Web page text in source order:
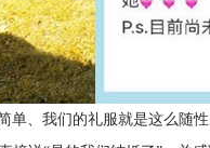
单、我们的礼服就是这么随